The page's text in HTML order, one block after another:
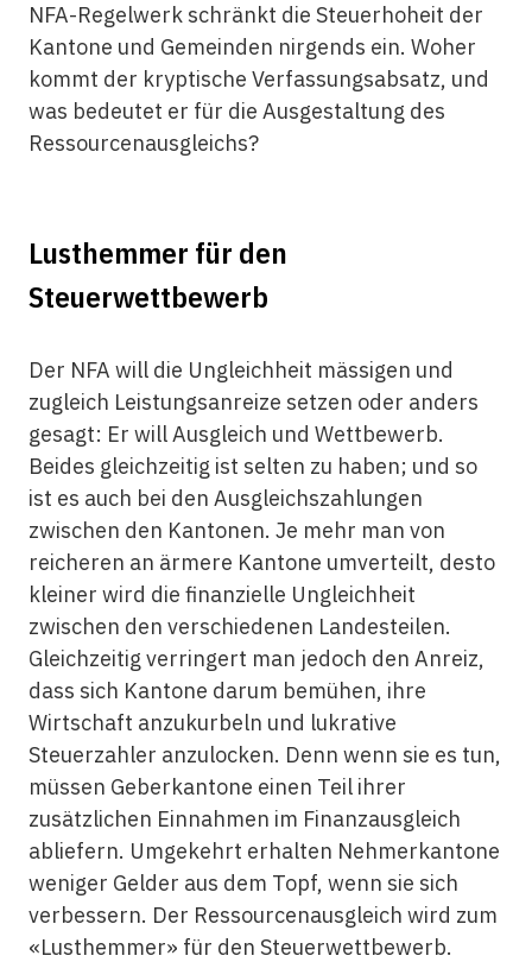
NFA-Regelwerk schränkt die Steuerhoheit der
Kantone und Gemeinden nirgends ein. Woher
kommt der kryptische Verfassungsabsatz, und
was bedeutet er für die Ausgestaltung des
Ressourcenausgleichs?
Lusthemmer für den
Steuerwettbewerb
Der NFA will die Ungleichheit mässigen und
zugleich Leistungsanreize setzen oder anders
gesagt: Er will Ausgleich und Wettbewerb.
Beides gleichzeitig ist selten zu haben; und so
ist es auch bei den Ausgleichszahlungen
zwischen den Kantonen. Je mehr man von
reicheren an ärmere Kantone umverteilt, desto
kleiner wird die finanzielle Ungleichheit
zwischen den verschiedenen Landesteilen.
Gleichzeitig verringert man jedoch den Anreiz,
dass sich Kantone darum bemühen, ihre
Wirtschaft anzukurbeln und lukrative
Steuerzahler anzulocken. Denn wenn sie es tun,
müssen Geberkantone einen Teil ihrer
zusätzlichen Einnahmen im Finanzausgleich
abliefern. Umgekehrt erhalten Nehmerkantone
weniger Gelder aus dem Topf, wenn sie sich
verbessern. Der Ressourcenausgleich wird zum
«Lusthemmer» für den Steuerwettbewerb.